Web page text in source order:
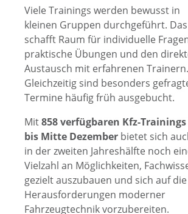
Viele Trainings werden bewusst in
kleinen Gruppen durchgeführt. Das
schafft Raum für individuelle
praktische Übungen und den
Austausch mit erfahrenen Trainern.
Gleichzeitig sind besonders
Termine häufig früh ausgebucht.
Mit858 verfügbaren Kfz-Trainings
bis Mitte Dezember bietet sich
in der zweiten Jahreshälfte noch
Vielzahl an Möglichkeiten,
gezielt auszubauen und sich auf die
Herausforderungen moderner
Fahrzeugtechnik vorzubereiten.